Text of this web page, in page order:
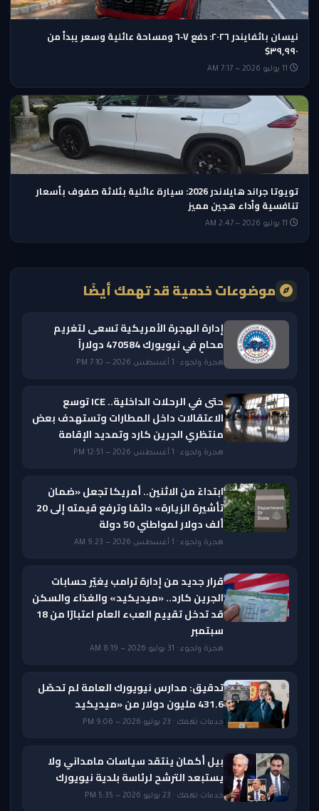
نيسان باثفايندر ٢٠٢٦: دفع V‑٦ ومساحة عائلية وسعر يبدأ من
٣٩,٩٩٠$
تويوتا جراند هايلاندر 2026: سيارة عائلية بثلاثة صفوف بأسعار
تنافسية وأداء هجين مميز
موضوعات خدمية قد تهمك أيضًا
إدارة الهجرة الأمريكية تسعى لتغريم
محامٍ في نيويورك 470584 دولاراً
هجرة ولجوء · 1 أغسطس 2026 — 7:10 PM
حتى في الرحلات الداخلية.. ICE توسع
الاعتقالات داخل المطارات وتستهدف بعض
منتظري الجرين كارد وتمديد الإقامة
هجرة ولجوء · 1 أغسطس 2026 — 12:51 PM
ابتداءً من الاثنين.. أمريكا تجعل «ضمان
تأشيرة الزيارة» دائمًا وترفع قيمته إلى 20
ألف دولار لمواطني 50 دولة
هجرة ولجوء · 1 أغسطس 2026 — 9:23 AM
قرار جديد من إدارة ترامب يغيّر حسابات
الجرين كارد.. «ميديكيد» والغذاء والسكن
قد تدخل تقييم العبء العام اعتبارًا من 18
سبتمبر
هجرة ولجوء · 31 يوليو 2026 — 8:19 AM
تدقيق: مدارس نيويورك العامة لم تحصّل
431.6 مليون دولار من «ميديكيد
خدمات تهمك · 23 يوليو 2026 — 9:06 PM
بيل أكمان ينتقد سياسات مامداني ولا
يستبعد الترشح لرئاسة بلدية نيويورك
خدمات تهمك · 23 يوليو 2026 — 5:35 PM